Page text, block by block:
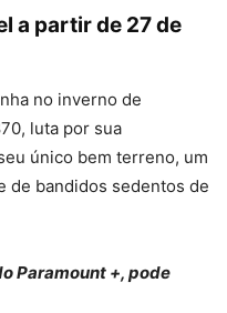
a partir de 27 de
no inverno de
luta por sua
único bem terreno, um
de bandidos sedentos de
Paramount +, pode